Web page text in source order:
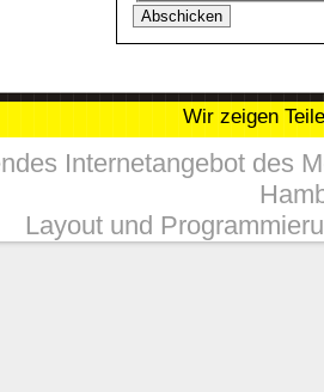
Wir zeigen
Internetangebot des
Layout und